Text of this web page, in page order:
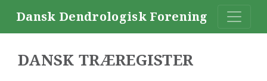
Dansk Dendrologisk Forening
DANSK TRÆREGISTER